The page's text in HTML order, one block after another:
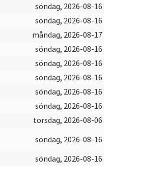
söndag, 2026-08-16
söndag, 2026-08-16
måndag, 2026-08-17
söndag, 2026-08-16
söndag, 2026-08-16
söndag, 2026-08-16
söndag, 2026-08-16
söndag, 2026-08-16
torsdag, 2026-08-06
söndag, 2026-08-16
söndag, 2026-08-16